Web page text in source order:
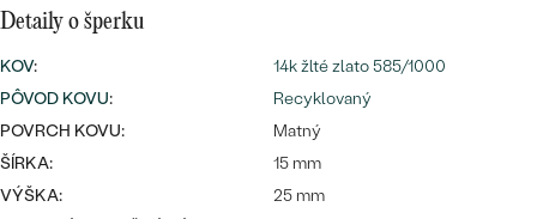
SYMBOLICKÉ
MINIMALISTICKÉ
PODĽA PRÍLEŽITOSTI
PODĽA FARBY
Detaily o šperku
KOV:
14k žlté zlato 585/1000
PÔVOD KOVU:
Recyklovaný
POVRCH KOVU:
Matný
ŠÍRKA:
15 mm
VÝŠKA:
25 mm